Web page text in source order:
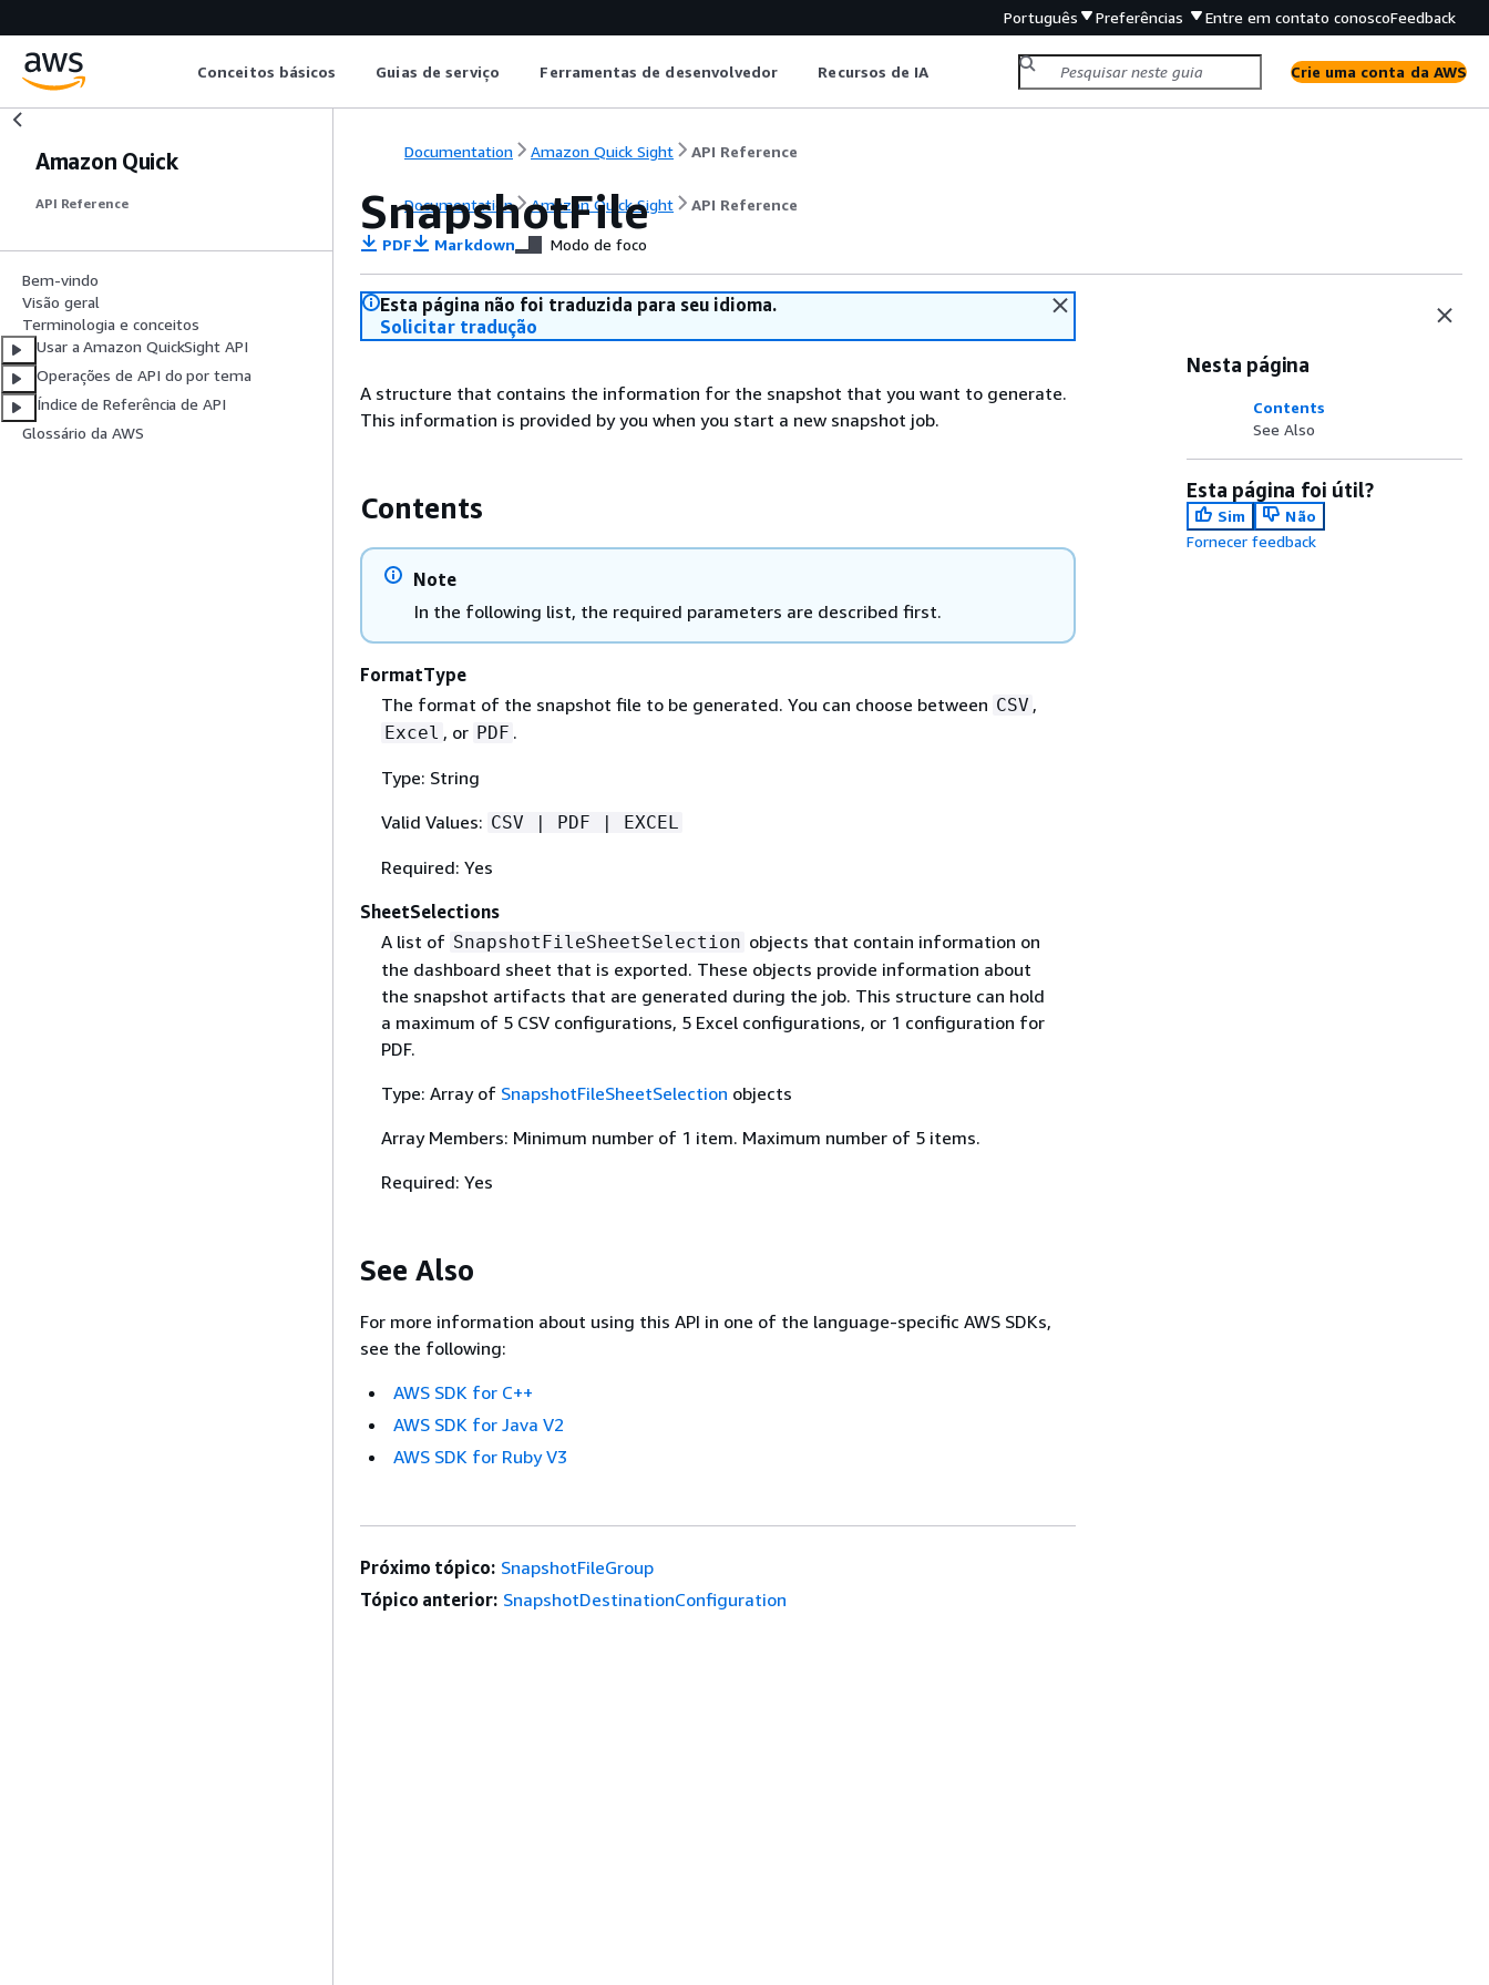
Português Preferências Entre em contato conoscoFeedback
Conceitos básicos Guias de serviço Ferramentas de desenvolvedor Recursos de IA Crie uma conta da AWS
Amazon Quick
API Reference
Bem-vindo
Visão geral
Terminologia e conceitos
Usar a Amazon QuickSight API
Operações de API do por tema
Índice de Referência de API
Glossário da AWS
Documentation Amazon Quick Sight API Reference
Documentation Amazon Quick Sight API Reference
SnapshotFile
PDF Markdown Modo de foco
Esta página não foi traduzida para seu idioma.
Solicitar tradução
A structure that contains the information for the snapshot that you want to generate.
This information is provided by you when you start a new snapshot job.
Contents
Note
In the following list, the required parameters are described first.
FormatType
The format of the snapshot file to be generated. You can choose between CSV ,
Excel , or PDF .
Type: String
Valid Values: CSV | PDF | EXCEL
Required: Yes
SheetSelections
A list of SnapshotFileSheetSelection objects that contain information on
the dashboard sheet that is exported. These objects provide information about
the snapshot artifacts that are generated during the job. This structure can hold
a maximum of 5 CSV configurations, 5 Excel configurations, or 1 configuration for
PDF.
Type: Array of SnapshotFileSheetSelection objects
Array Members: Minimum number of 1 item. Maximum number of 5 items.
Required: Yes
See Also
For more information about using this API in one of the language-specific AWS SDKs,
see the following:
AWS SDK for C++
AWS SDK for Java V2
AWS SDK for Ruby V3
Nesta página
Contents
See Also
Esta página foi útil?
Sim
Não
Fornecer feedback
Próximo tópico: SnapshotFileGroup
Tópico anterior: SnapshotDestinationConfiguration